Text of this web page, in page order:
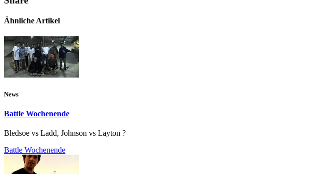
Ähnliche Artikel
News
Battle Wochenende
Bledsoe vs Ladd, Johnson vs Layton ?
Battle Wochenende